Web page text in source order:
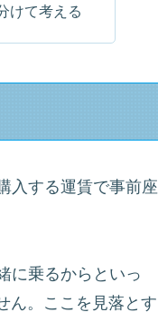
けて考える
入する運賃で事前座
に乗るからといっ
ん。ここを見落とす